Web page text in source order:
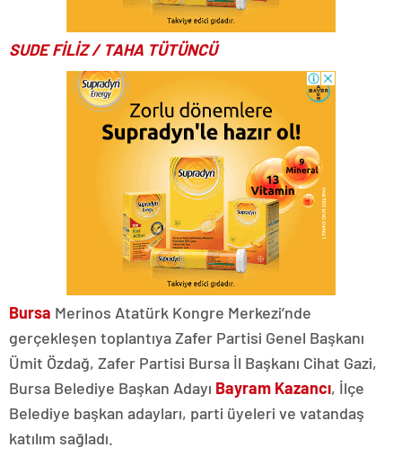
SUDE FİLİZ / TAHA TÜTÜNCÜ
Bursa Merinos Atatürk Kongre Merkezi’nde
gerçekleşen toplantıya Zafer Partisi Genel Başkanı
Ümit Özdağ, Zafer Partisi Bursa İl Başkanı Cihat Gazi,
Bursa Belediye Başkan Adayı Bayram Kazancı, İlçe
Belediye başkan adayları, parti üyeleri ve vatandaş
katılım sağladı.